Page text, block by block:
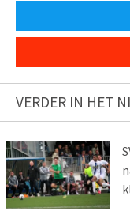
VERDER IN HET